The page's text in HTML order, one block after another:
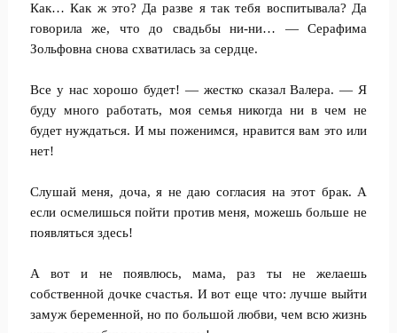
Как… Как ж это? Да разве я так тебя воспитывала? Да
говорила же, что до свадьбы ни-ни… — Серафима
Зольфовна снова схватилась за сердце.
Все у нас хорошо будет! — жестко сказал Валера. — Я
буду много работать, моя семья никогда ни в чем не
будет нуждаться. И мы поженимся, нравится вам это или
нет!
Слушай меня, доча, я не даю согласия на этот брак. А
если осмелишься пойти против меня, можешь больше не
появляться здесь!
А вот и не появлюсь, мама, раз ты не желаешь
собственной дочке счастья. И вот еще что: лучше выйти
замуж беременной, но по большой любви, чем всю жизнь